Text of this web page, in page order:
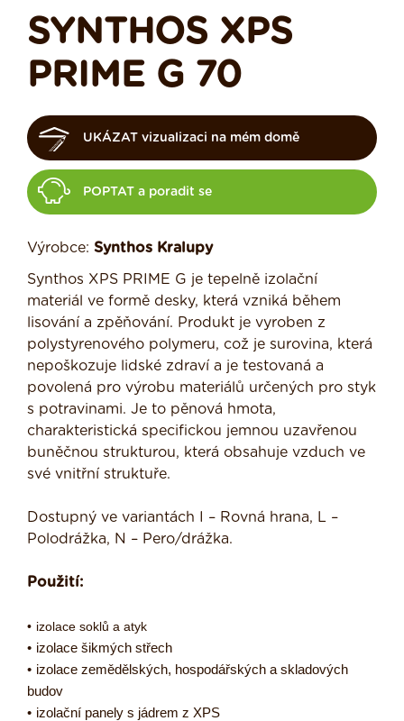
SYNTHOS XPS
PRIME G 70
UKÁZAT vizualizaci na mém domě
POPTAT a poradit se
Výrobce: Synthos Kralupy
Synthos XPS PRIME G je tepelně izolační
materiál ve formě desky, která vzniká během
lisování a zpěňování. Produkt je vyroben z
polystyrenového polymeru, což je surovina, která
nepoškozuje lidské zdraví a je testovaná a
povolená pro výrobu materiálů určených pro styk
s potravinami. Je to pěnová hmota,
charakteristická specifickou jemnou uzavřenou
buněčnou strukturou, která obsahuje vzduch ve
své vnitřní struktuře.
Dostupný ve variantách I – Rovná hrana, L –
Polodrážka, N – Pero/drážka.
Použití:
• izolace soklů a atyk
• izolace šikmých střech
• izolace zemědělských, hospodářských a skladových
budov
• izolační panely s jádrem z XPS